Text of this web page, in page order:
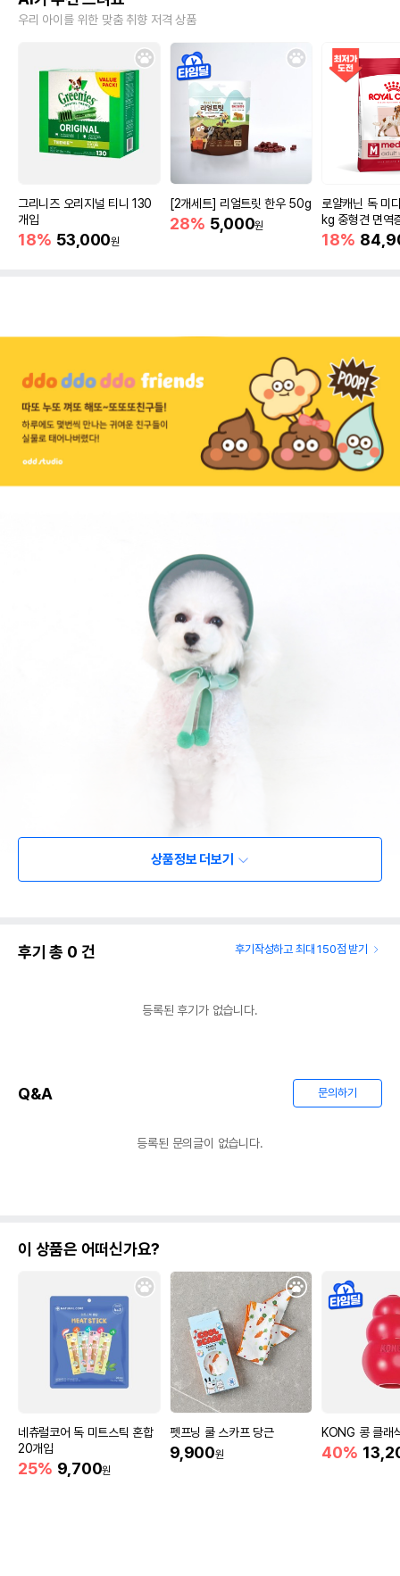
우리 아이를 위한 맞춤 취향 저격 상품
그리니즈 오리지널 티니 130
개입
18% 53,000원
[2개세트] 리얼트릿 한우 50g
28% 5,000원
로얄캐닌 독 미
kg 중형견 면역
18%
상품정보 더보기
후기 총 0 건 후기작성하고 최대 150점 받기
등록된 후기가 없습니다.
Q&A 문의하기
등록된 문의글이 없습니다.
이 상품은 어떠신가요?
네츄럴코어 독 미트스틱 혼합
20개입
25% 9,700원
펫프닝 쿨 스카프 당근
9,900원
KONG 콩 클래
40%